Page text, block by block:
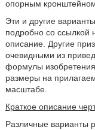
опорным
Эти и другие
подробно со ссылкой
описание. Другие
очевидными из
формулы
размеры на
масштабе.
Краткое описание
Различные варианты